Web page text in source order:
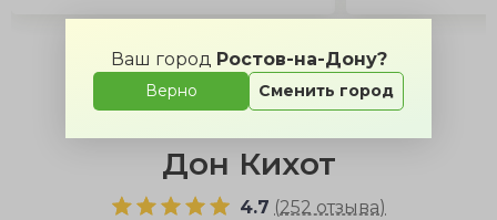
Ваш город Ростов-на-Дону?
Верно Сменить город
Позвонить менеджеру
Дон Кихот
4.7 (252 отзыва)